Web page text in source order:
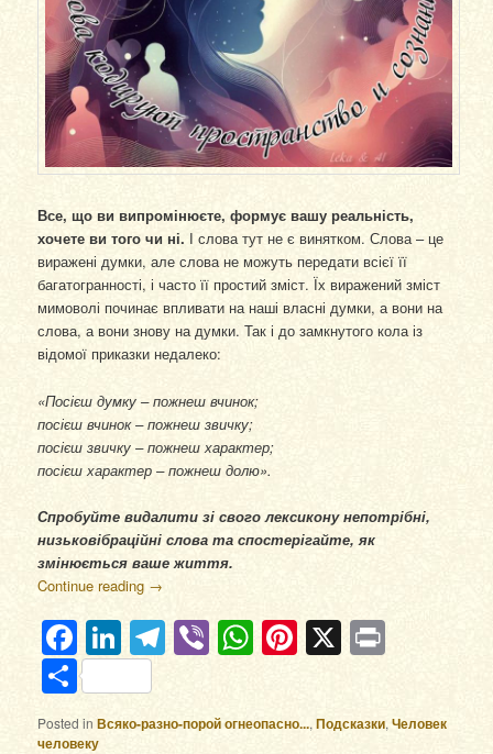
Все, що ви випромінюєте, формує вашу реальність,
хочете ви того чи ні. І слова тут не є винятком. Слова – це
виражені думки, але слова не можуть передати всієї її
багатогранності, і часто її простий зміст. Їх виражений зміст
мимоволі починає впливати на наші власні думки, а вони на
слова, а вони знову на думки. Так і до замкнутого кола із
відомої приказки недалеко:
«Посієш думку – пожнеш вчинок;
посієш вчинок – пожнеш звичку;
посієш звичку – пожнеш характер;
посієш характер – пожнеш долю».
Спробуйте видалити зі свого лексикону непотрібні,
низьковібраційні слова та спостерігайте, як
змінюється ваше життя.
Continue reading →
Facebook
LinkedIn
Telegram
ViberWhatsApp
Pinterest
X
Отправить
Posted in Всяко-разно-порой огнеопасно...,Подсказки,Человек
человеку